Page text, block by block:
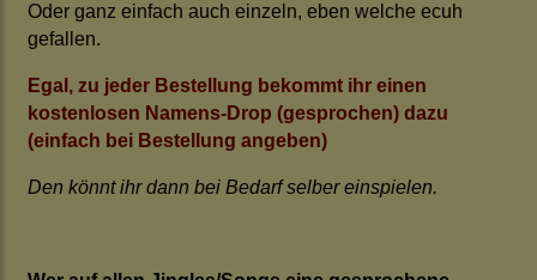
Oder ganz einfach auch einzeln, eben welche ecuh
gefallen.
Egal, zu jeder Bestellung bekommt ihr einen
kostenlosen Namens-Drop (gesprochen) dazu
(einfach bei Bestellung angeben)
Den könnt ihr dann bei Bedarf selber einspielen.